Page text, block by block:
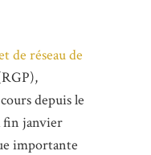
de réseau de
depuis le
fin janvier
importante